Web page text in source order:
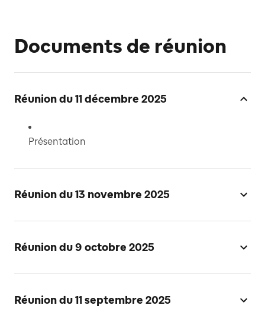
Documents de réunion
Réunion du 11 décembre 2025
Présentation
Réunion du 13 novembre 2025
Réunion du 9 octobre 2025
Réunion du 11 septembre 2025